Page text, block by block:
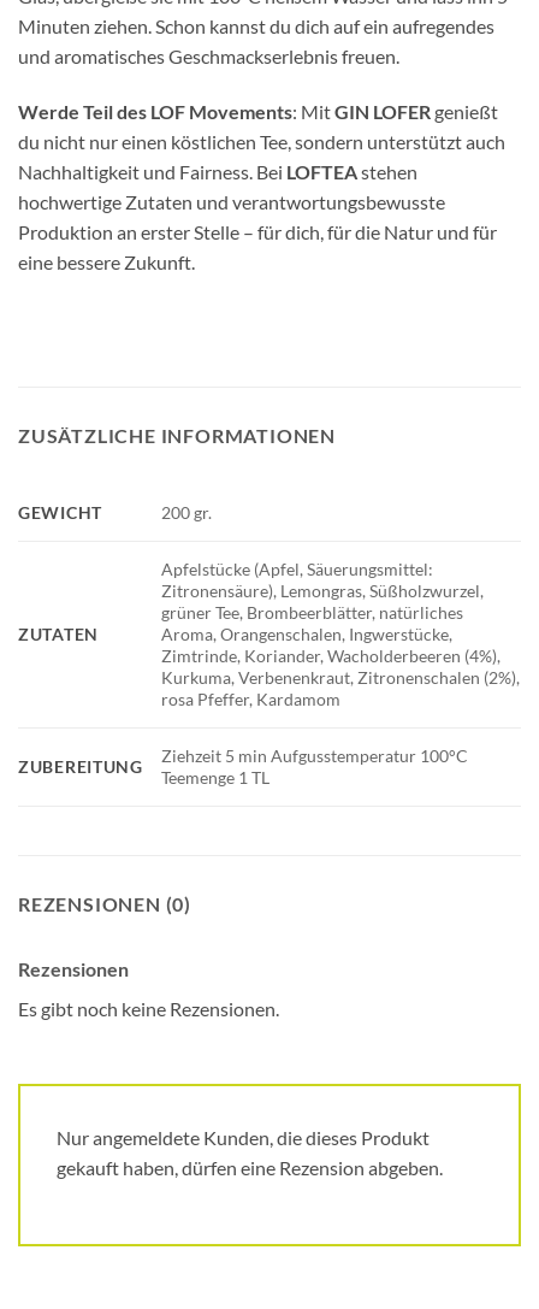
Minuten ziehen. Schon kannst du dich auf ein aufregendes
und aromatisches Geschmackserlebnis freuen.
Werde Teil des LOF Movements: MitGIN LOFERgenießt
du nicht nur einen köstlichen Tee, sondern unterstützt auch
Nachhaltigkeit und Fairness. Bei LOFTEAstehen
hochwertige Zutaten und verantwortungsbewusste
Produktion an erster Stelle – für dich, für die Natur und für
eine bessere Zukunft.
ZUSÄTZLICHE INFORMATIONEN
GEWICHT 200 gr.
ZUTATEN
Apfelstücke (Apfel, Säuerungsmittel:
Zitronensäure), Lemongras, Süßholzwurzel,
grüner Tee, Brombeerblätter, natürliches
Aroma, Orangenschalen, Ingwerstücke,
Zimtrinde, Koriander, Wacholderbeeren (4%),
Kurkuma, Verbenenkraut, Zitronenschalen (2%),
rosa Pfeffer, Kardamom
ZUBEREITUNG
Ziehzeit 5 min Aufgusstemperatur 100°C
Teemenge 1 TL
REZENSIONEN (0)
Rezensionen
Es gibt noch keine Rezensionen.
Nur angemeldete Kunden, die dieses Produkt
gekauft haben, dürfen eine Rezension abgeben.